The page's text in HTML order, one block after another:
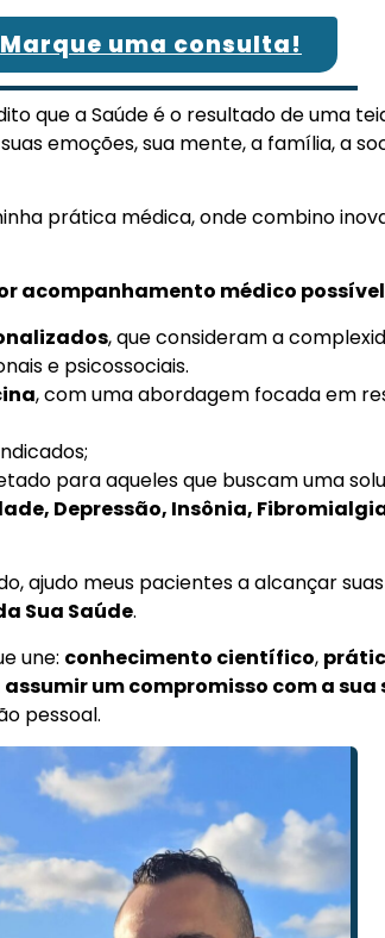
Marque uma consulta!
que a Saúde é o resultado de uma
emoções, sua mente, a família, a
prática médica, onde combino
acompanhamento médico possível
, que consideram a
e psicossociais.
, com uma abordagem focada em
para aqueles que buscam uma
Depressão, Insônia,
ajudo meus pacientes a alcançar
Sua Saúde.
une: conhecimento científico,
assumir um compromisso com a sua
pessoal.